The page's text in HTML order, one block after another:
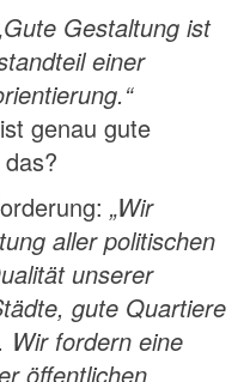
Gestaltung ist
einer
genau gute
„Wir
aller politischen
unserer
gute Quartiere
Wir fordern eine
öffentlichen